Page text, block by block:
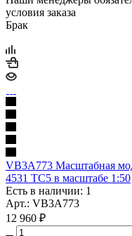
условия заказа
Брак
VB3A773 Масштабная
4531 TC5 в масштабе 1:50
Есть в наличии: 1
Арт.: VB3A773
12 960 ₽